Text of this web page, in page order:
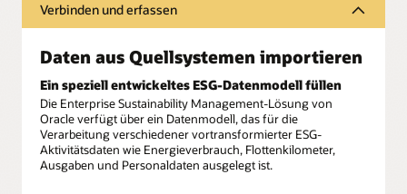
Verbinden und erfassen
Daten aus Quellsystemen importieren
Ein speziell entwickeltes ESG-Datenmodell füllen
Die Enterprise Sustainability Management-Lösung von
Oracle verfügt über ein Datenmodell, das für die
Verarbeitung verschiedener vortransformierter ESG-
Aktivitätsdaten wie Energieverbrauch, Flottenkilometer,
Ausgaben und Personaldaten ausgelegt ist.